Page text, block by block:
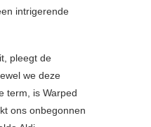
intrigerende
pleegt de
we deze
term, is Warped
ons onbegonnen